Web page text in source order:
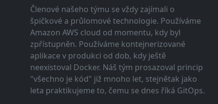
Členové našeho týmu se vždy zajímali o
špičkové a průlomové technologie. Používáme
Amazon AWS cloud od momentu, kdy byl
zpřístupněn. Používáme kontejnerizované
aplikace v produkci od dob, kdy ještě
neexistoval Docker. Náš tým prosazoval princip
"všechno je kód" již mnoho let, stejnětak jako
leta praktikujeme to, čemu se dnes říká GitOps.